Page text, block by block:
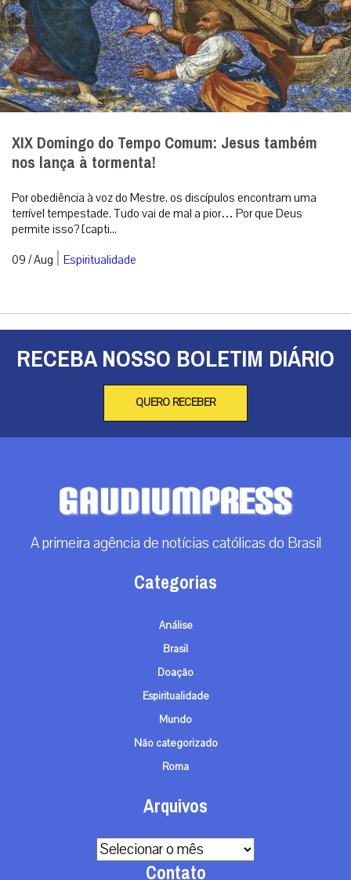
XIX Domingo do Tempo Comum: Jesus também
nos lança à tormenta!
Por obediência à voz do Mestre, os discípulos encontram uma
terrível tempestade. Tudo vai de mal a pior… Por que Deus
permite isso? [capti...
09 / Aug | Espiritualidade
RECEBA NOSSO BOLETIM DIÁRIO
QUERO RECEBER
A primeira agência de notícias católicas do Brasil
Categorias
Análise
Brasil
Doação
Espiritualidade
Mundo
Não categorizado
Roma
Arquivos
Arquivos
Contato